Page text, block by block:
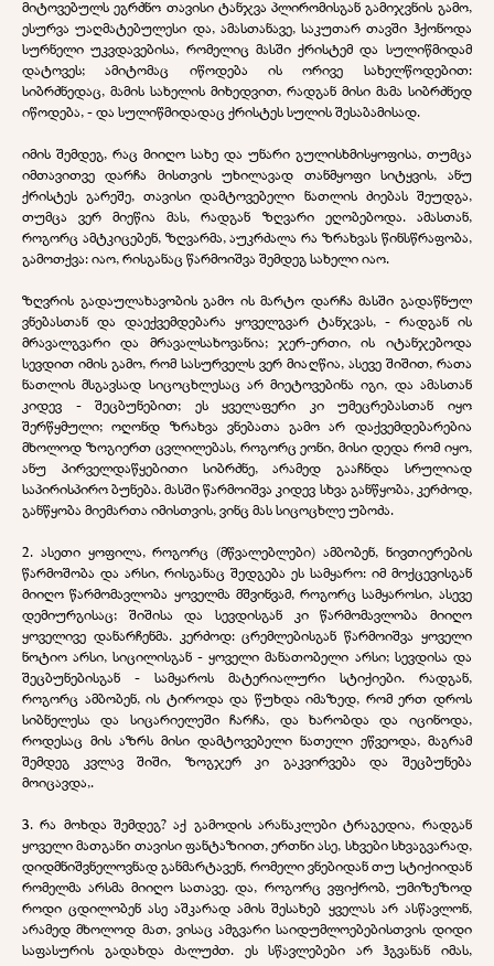
მიტოვებულს ეგრძნო თავისი ტანჯვა პლირომისგან გამიჯვნის გამო,
ესურვა უაღმატებულესი და, ამასთანავე, საკუთარ თავში ჰქონოდა
სურნელი უკვდავებისა, რომელიც მასში ქრისტემ და სულიწმიდამ
დატოვეს; ამიტომაც იწოდება ის ორივე სახელწოდებით:
სიბრძნედაც, მამის სახელის მიხედვით, რადგან მისი მამა სიბრძნედ
იწოდება, - და სულიწმიდადაც ქრისტეს სულის შესაბამისად.
იმის შემდეგ, რაც მიიღო სახე და უნარი გულისხმისყოფისა, თუმცა
იმთავითვე დარჩა მისთვის უხილავად თანმყოფი სიტყვის, ანუ
ქრისტეს გარეშე, თავისი დამტოვებელი ნათლის ძიებას შეუდგა,
თუმცა ვერ მიეწია მას, რადგან ზღვარი ეღობებოდა. ამასთან,
როგორც ამტკიცებენ, ზღვარმა, აუკრძალა რა ზრახვას წინსწრაფობა,
გამოთქვა: იაო, რისგანაც წარმოიშვა შემდეგ სახელი იაო.
ზღვრის გადაულახავობის გამო ის მარტო დარჩა მასში გადაწნულ
ვნებასთან და დაექვემდებარა ყოველგვარ ტანჯვას, - რადგან ის
მრავალგვარი და მრავალსახოვანია; ჯერ-ერთი, ის იტანჯებოდა
სევდით იმის გამო, რომ სასურველს ვერ მიაღწია, ასევე შიშით, რათა
ნათლის მსგავსად სიცოცხლესაც არ მიეტოვებინა იგი, და ამასთან
კიდევ - შეცბუნებით; ეს ყველაფერი კი უმეცრებასთან იყო
შერწყმული; ოღონდ ზრახვა ვნებათა გამო არ დაქვემდებარებია
მხოლოდ ზოგიერთ ცვლილებას, როგორც ეონი, მისი დედა რომ იყო,
ანუ პირველდაწყებითი სიბრძნე, არამედ გააჩნდა სრულიად
საპირისპირო ბუნება. მასში წარმოიშვა კიდევ სხვა განწყობა, კერძოდ,
განწყობა მიემართა იმისთვის, ვინც მას სიცოცხლე უბოძა.
2. ასეთი ყოფილა, როგორც (მწვალებლები) ამბობენ, ნივთიერების
წარმოშობა და არსი, რისგანაც შედგება ეს სამყარო: იმ მოქცევისგან
მიიღო წარმომავლობა ყოველმა მშვინვამ, როგორც სამყაროსი, ასევე
დემიურგისაც; შიშისა და სევდისგან კი წარმომავლობა მიიღო
ყოველივე დანარჩენმა. კერძოდ: ცრემლებისგან წარმოიშვა ყოველი
ნოტიო არსი, სიცილისგან - ყოველი მანათობელი არსი; სევდისა და
შეცბუნებისგან - სამყაროს მატერიალური სტიქიები. რადგან,
როგორც ამბობენ, ის ტიროდა და წუხდა იმაზედ, რომ ერთ დროს
სიბნელესა და სიცარიელეში ჩარჩა, და ხარობდა და იცინოდა,
როდესაც მის აზრს მისი დამტოვებელი ნათელი ეწვეოდა, მაგრამ
შემდეგ კვლავ შიში, ზოგჯერ კი გაკვირვება და შეცბუნება
მოიცავდა,.
3. რა მოხდა შემდეგ? აქ გამოდის არანაკლები ტრაგედია, რადგან
ყოველი მათგანი თავისი ფანტაზიით, ერთნი ასე, სხვები სხვაგვარად,
დიდმნიშვნელოვნად განმარტავენ, რომელი ვნებიდან თუ სტიქიიდან
რომელმა არსმა მიიღო სათავე. და, როგორც ვფიქრობ, უმიზეზოდ
როდი ცდილობენ ასე აშკარად ამის შესახებ ყველას არ ასწავლონ,
არამედ მხოლოდ მათ, ვისაც ამგვარი საიდუმლოებებისთვის დიდი
საფასურის გადახდა ძალუძთ. ეს სწავლებები არ ჰგვანან იმას,